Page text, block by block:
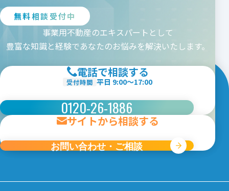
愛知三重
長野
山梨
福井
関西エリア
和歌山滋賀
中国・四国エリア
広島岡山山口鳥取
島根徳島香川愛媛
高知
九州エリア
無料相談受付中
事業用不動産のエキスパートとして
豊富な知識と経験であなたのお悩みを解決いたします。
電話で相談する
受付時間 平日 9:00〜17:00
0120-26-1886
サイトから相談する
お問い合わせ・ご相談